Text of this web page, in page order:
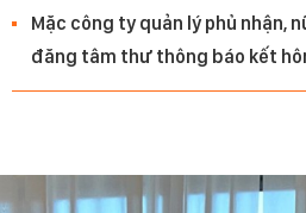
Mặc công ty quản lý phủ nhận,
đăng tâm thư thông báo kết